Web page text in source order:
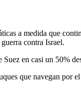
a medida que
contra Israel.
en casi un 50%
que navegan por